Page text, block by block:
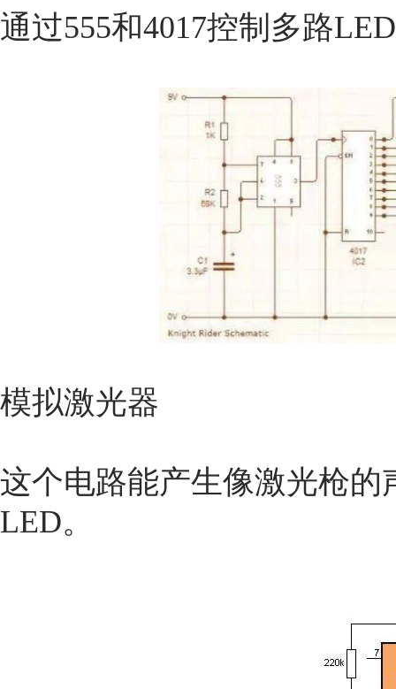
通过555和4017控制多路
模拟激光器
这个电路能产生像激光枪的
LED。